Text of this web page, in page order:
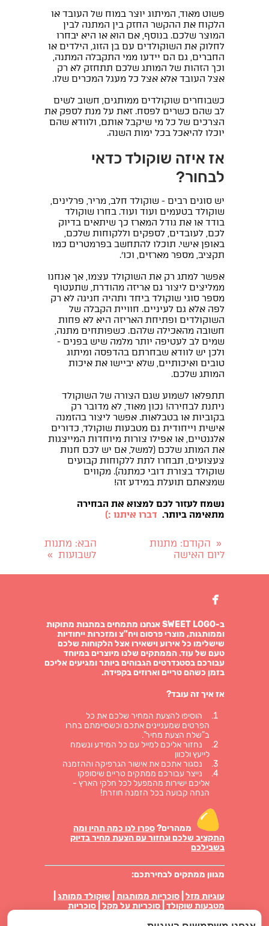
פשוט מאוד, המיתוג יוצר במוח של העובד או
הלקוח את ההקשר החזק בין המתנה לבין
המוצר שלכם. בנוסף, אם הוא או היא יבחרו
לחלוק את השוקולדים עם בן הזוג, הילדים או
החברים, גם הם יידעו ממי התקבלה המתנה,
וכך הזהות של המותג שלכם תתחזק לא רק
אצל העובד אלא אצל כל מעגל המכרים שלו.
כשבוחרים שוקולדים ממותגים, חשוב לשים
לב שהם כשרים לפסח. זאת על מנת לספק את
הצרכים של כל מי שיקבל אותם, ולוודא שהם
יוכלו להיאכל בכל ימות השנה.
אז איזה שוקולד כדאי
לבחור?
יש סוגים רבים - שוקולד חלב, מריר, פרלינים,
שוקולד בטעמים ועוד ועוד. בחרו שוקולד
בודד או את גודל המארז כך שיתאים בדיוק
לכם, לעובדים, לספקים וללקוחות שלכם,
באופן אישי. תוכלו להתחשב בפרמטרים כמו
תקציב, מספר מארזים, וכו'.
אפשר למתג רק את השוקולד עצמו, אך אנחנו
ממליצים ליצור גם אריזה מהודרת, שתעטוף
מספר סוגי שוקולד ביחד ותהיה חגיגה לא רק
לפה אלא גם לעיניים. חוויית הקבלה של
השוקולדים ופתיחת האריזה היא לא פחות
חשובה מהאכילה שלהם. כשפותחים מתנה,
שמים לב לעטיפה יותר מלמה שיש בפנים -
ולכן יש לוודא שבחרתם בהדפסה ומיתוג
טובים ואיכותיים, שלא יביישו את איכות
המותג שלכם.
תתפלאו לשמוע שגם הצורה של השוקולד
ניתנת לבחירה! נכון מאוד, לא מדובר רק
בקוביות או בטבלאות. אפשר ליצור בהזמנה
אישית וייחודית גם מטבעות שוקולד, כדורים
אלגנטיים, או אפילו צורות מיוחדות המייצגות
את המותג שלכם (למשל, אם יש לכם חנות
צעצועים, תבחרו לתת ללקוחות קבועים
שוקולד בצורת דובי כמתנה). מקווים
שמצאתם תועלת במידע זה!
נשמח לעזור לכם למצוא את הבחירה
מתאימה ביותר. דברו איתנו :)
« הקודם: מתנות
ליום האישה
הבא: מתנות
לשבועות
»

ב-SWEET LOGO אנחנו מתמחים במתנות מתוקות
וממותגות, מוצרי פרסום ויח"צ ומזכרות ייחודיות
שישלימו כל אירוע וישאירו אצל הלקוחות שלכם
טעם של עוד. הממתקים שלנו מיוצרים במיוחד
עבורכם בסטנדרטים הגבוהים ביותר ומגיעים אליכם
בזמן כשהם טריים וארוזים בקפידה.
אז איך זה עובד?
הוסיפו להצעת המחיר שלכם את כל
הפרטים שמעניינים אתכם וכשסיימתם בחרו
ב"שלח הצעת מחיר".
נחזור אליכם למייל עם כל המידע ונשמח
לייעץ ולכוון
נסגור אתכם את אישור הגרפיקה וההזמנה
נייצר עבורכם ממתקים טריים שיסופקו
אליכם ישירות מהמפעל לכל חלקי הארץ -
הנחה קבועה בכל הזמנה חוזרת!
ממהרים?ספרו לנו כמה תהיו ומה
התקציב שלכם ונחזור עם הצעת מחיר בדיוק
בשבילכם
מגוון ממתקים לבחירתכם:
עוגיות מזל סוכריות ממותגות שוקולד ממותג
מטבעות שוקולד סוכריות על מקל סוכריות